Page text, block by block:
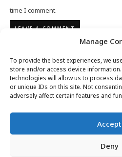
Manage
To provide the best experiences, we
store and/or access device
technologies will allow us to process
or unique IDs on this site. Not
adversely affect certain features and
Accept
Deny
time I comment.